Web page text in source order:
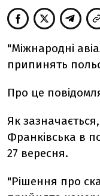
"Міжнародні
припинять
Про це
Як
Франківська в
27 вересня.
"Рішення про